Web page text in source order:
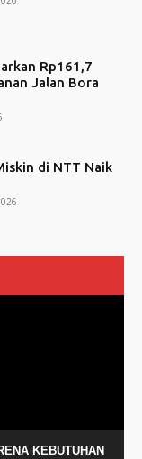
Rp161,7
Jalan Bora
di NTT Naik
KEBUTUHAN